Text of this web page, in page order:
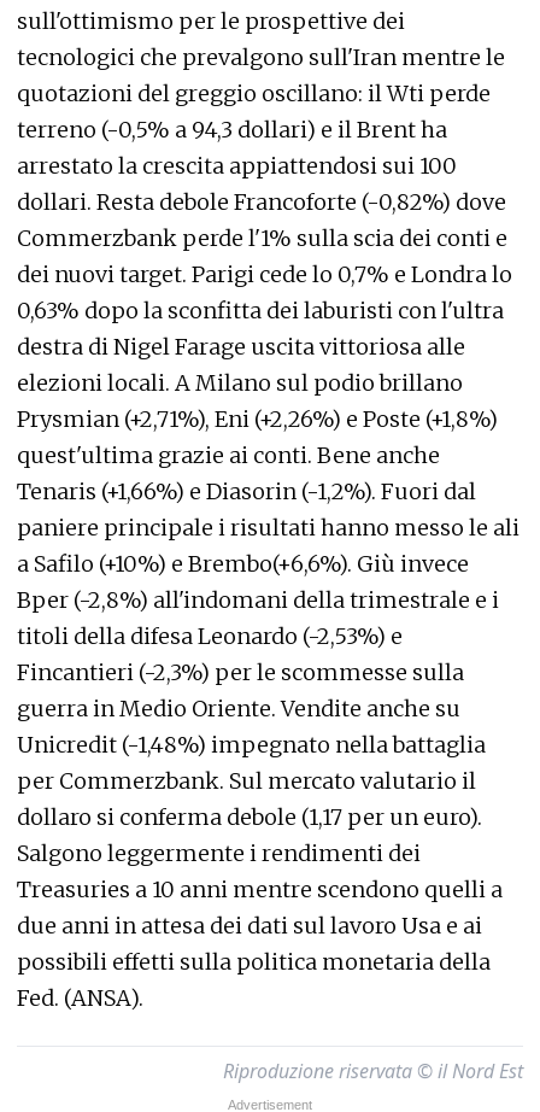
sull'ottimismo per le prospettive dei
tecnologici che prevalgono sull'Iran mentre le
quotazioni del greggio oscillano: il Wti perde
terreno (-0,5% a 94,3 dollari) e il Brent ha
arrestato la crescita appiattendosi sui 100
dollari. Resta debole Francoforte (-0,82%) dove
Commerzbank perde l'1% sulla scia dei conti e
dei nuovi target. Parigi cede lo 0,7% e Londra lo
0,63% dopo la sconfitta dei laburisti con l'ultra
destra di Nigel Farage uscita vittoriosa alle
elezioni locali. A Milano sul podio brillano
Prysmian (+2,71%), Eni (+2,26%) e Poste (+1,8%)
quest'ultima grazie ai conti. Bene anche
Tenaris (+1,66%) e Diasorin (-1,2%). Fuori dal
paniere principale i risultati hanno messo le ali
a Safilo (+10%) e Brembo(+6,6%). Giù invece
Bper (-2,8%) all'indomani della trimestrale e i
titoli della difesa Leonardo (-2,53%) e
Fincantieri (-2,3%) per le scommesse sulla
guerra in Medio Oriente. Vendite anche su
Unicredit (-1,48%) impegnato nella battaglia
per Commerzbank. Sul mercato valutario il
dollaro si conferma debole (1,17 per un euro).
Salgono leggermente i rendimenti dei
Treasuries a 10 anni mentre scendono quelli a
due anni in attesa dei dati sul lavoro Usa e ai
possibili effetti sulla politica monetaria della
Fed. (ANSA).
Riproduzione riservata © il Nord Est